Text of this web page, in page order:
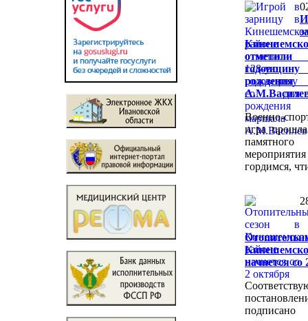
рождения
Военно-
игра
памятного
гордимся,
начнется со
подписано